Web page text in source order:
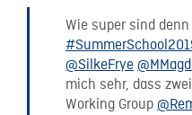
Wie super sind
@SilkeFrye
mich sehr, dass
Working Group